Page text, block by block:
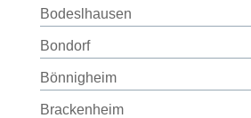
Bodeslhausen
Bondorf
Bönnigheim
Brackenheim